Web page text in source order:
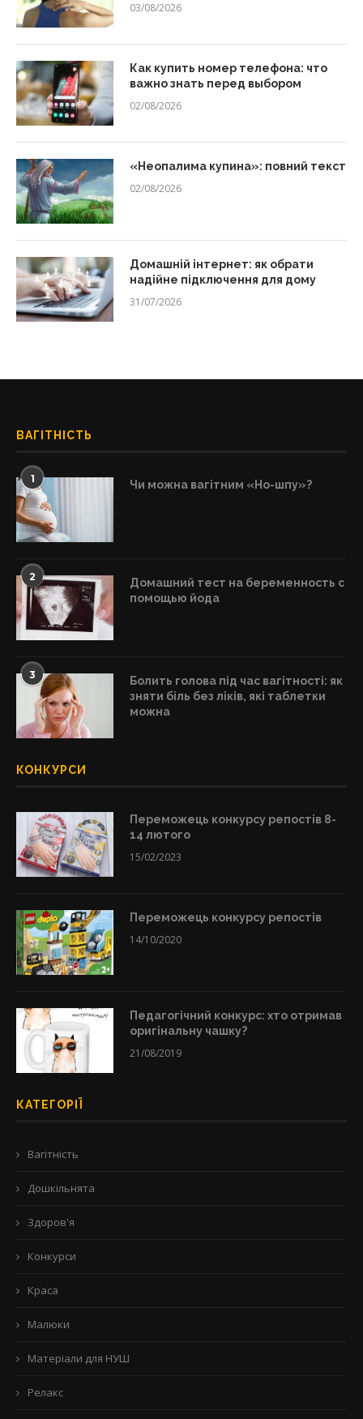
03/08/2026
Как купить номер телефона: что
важно знать перед выбором
02/08/2026
«Неопалима купина»: повний текст
02/08/2026
Домашній інтернет: як обрати
надійне підключення для дому
31/07/2026
ВАГІТНІСТЬ
1 Чи можна вагітним «Но-шпу»?
2
Домашний тест на беременность с
помощью йода
3
Болить голова під час вагітності: як
зняти біль без ліків, які таблетки
можна
КОНКУРСИ
Переможець конкурсу репостів 8-
14 лютого
15/02/2023
Переможець конкурсу репостів
14/10/2020
Педагогічний конкурс: хто отримав
оригінальну чашку?
21/08/2019
КАТЕГОРІЇ
Вагітність
Дошкільнята
Здоров'я
Конкурси
Краса
Малюки
Матеріали для НУШ
Релакс